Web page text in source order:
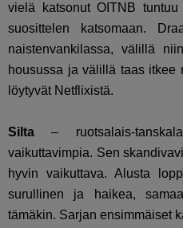
vielä katsonut OITNB
suosittelen katsomaan.
naistenvankilassa, välillä
housussa ja välillä taas itkee
löytyvät Netflixistä.
Silta – ruotsalais-
vaikuttavimpia. Sen
hyvin vaikuttava. Alusta
surullinen ja haikea,
tämäkin. Sarjan ensimmäiset